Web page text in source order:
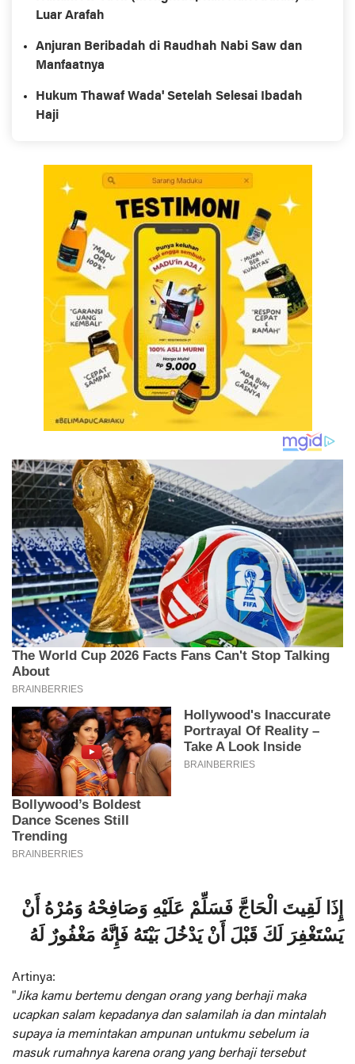
Luar Arafah
Anjuran Beribadah di Raudhah Nabi Saw dan
Manfaatnya
Hukum Thawaf Wada' Setelah Selesai Ibadah
Haji
إِذَا لَقِيتَ الْحَاجَّ فَسَلِّمْ عَلَيْهِ وَصَافِحْهُ وَمُرْهُ أَنْ
يَسْتَغْفِرَ لَكَ قَبْلَ أَنْ يَدْخُلَ بَيْتَهُ فَإِنَّهُ مَغْفُورٌ لَهُ
Artinya:
"Jika kamu bertemu dengan orang yang berhaji maka
ucapkan salam kepadanya dan salamilah ia dan mintalah
supaya ia memintakan ampunan untukmu sebelum ia
masuk rumahnya karena orang yang berhaji tersebut